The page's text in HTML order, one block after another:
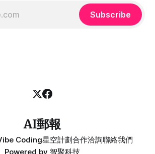
Subscribe
AI郵報
Coding星空計劃合作洽詢聯絡我們
Powered by 智聚科技